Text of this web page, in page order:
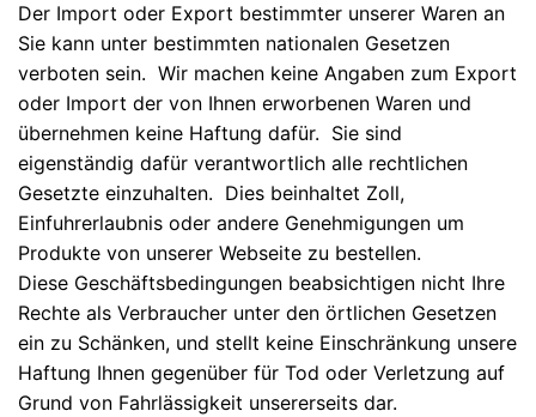
Der Import oder Export bestimmter unserer Waren an
Sie kann unter bestimmten nationalen Gesetzen
verboten sein. Wir machen keine Angaben zum Export
oder Import der von Ihnen erworbenen Waren und
übernehmen keine Haftung dafür. Sie sind
eigenständig dafür verantwortlich alle rechtlichen
Gesetzte einzuhalten. Dies beinhaltet Zoll,
Einfuhrerlaubnis oder andere Genehmigungen um
Produkte von unserer Webseite zu bestellen.
Diese Geschäftsbedingungen beabsichtigen nicht Ihre
Rechte als Verbraucher unter den örtlichen Gesetzen
ein zu Schänken, und stellt keine Einschränkung unsere
Haftung Ihnen gegenüber für Tod oder Verletzung auf
Grund von Fahrlässigkeit unsererseits dar.